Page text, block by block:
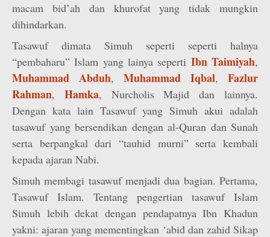
macam bid’ah dan khurofat yang tidak mungkin
dihindarkan.
Tasawuf dimata Simuh seperti seperti halnya
“pembaharu” Islam yang lainya seperti Ibn Taimiyah,
Muhammad Abduh, Muhammad Iqbal, Fazlur
Rahman, Hamka, Nurcholis Majid dan lainnya.
Dengan kata lain Tasawuf yang Simuh akui adalah
tasawuf yang bersendikan dengan al-Quran dan Sunah
serta berpangkal dari “tauhid murni” serta kembali
kepada ajaran Nabi.
Simuh membagi tasawuf menjadi dua bagian. Pertama,
Tasawuf Islam. Tentang pengertian tasawuf Islam
Simuh lebih dekat dengan pendapatnya Ibn Khadun
yakni: ajaran yang mementingkan ‘abid dan zahid Sikap